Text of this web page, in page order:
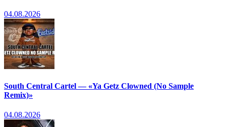
04.08.2026
South Central Cartel — «Ya Getz Clowned (No Sample
Remix)»
04.08.2026